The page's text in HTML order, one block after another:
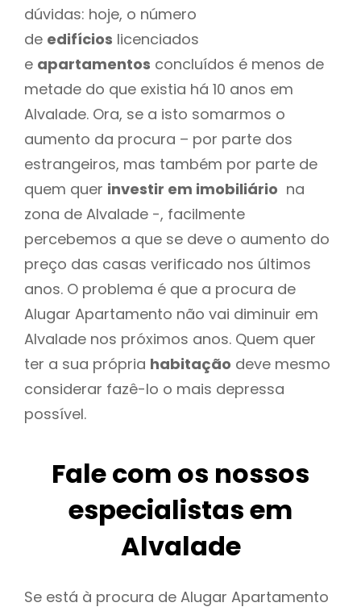
dúvidas: hoje, o número
de edifícios licenciados
e apartamentos concluídos é menos de
metade do que existia há 10 anos em
Alvalade. Ora, se a isto somarmos o
aumento da procura – por parte dos
estrangeiros, mas também por parte de
quem quer investir em imobiliário na
zona de Alvalade -, facilmente
percebemos a que se deve o aumento do
preço das casas verificado nos últimos
anos. O problema é que a procura de
Alugar Apartamento não vai diminuir em
Alvalade nos próximos anos. Quem quer
ter a sua própria habitação deve mesmo
considerar fazê-lo o mais depressa
possível.
Fale com os nossos
especialistas em
Alvalade
Se está à procura de Alugar Apartamento